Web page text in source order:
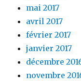
mai 2017
avril 2017
février 2017
janvier 2017
décembre
novembre